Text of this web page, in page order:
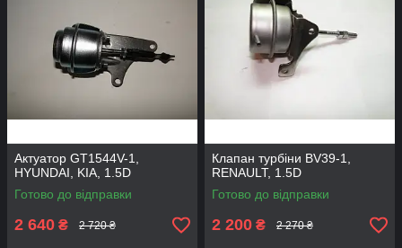
Актуатор GT1544V-1,
HYUNDAI, KIA, 1.5D
Готово до відправки
2 640 ₴ 2 720 ₴
Клапан турбіни BV39-1,
RENAULT, 1.5D
Готово до відправки
2 200 ₴ 2 270 ₴